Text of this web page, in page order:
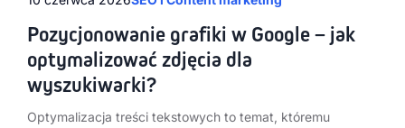
Pozycjonowanie grafiki w Google – jak
optymalizować zdjęcia dla
wyszukiwarki?
Optymalizacja treści tekstowych to temat, któremu